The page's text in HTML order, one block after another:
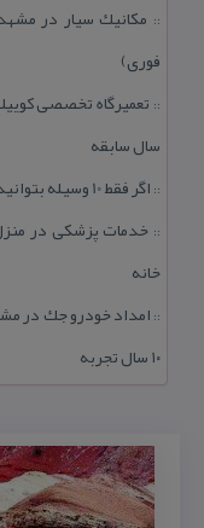
:: مكانیك سیار در
فوری)
::
سال سابقه
:: اگر فقط 10 وسیله بتوانید بخرید، اولویت با كدام تجهیزات است؟
:: خدمات پزشكی در
خانه
::
۱۰ سال تجربه